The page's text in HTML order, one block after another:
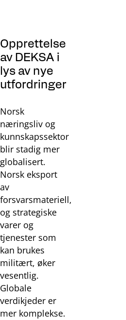
Opprettelse
av DEKSA i
lys av nye
utfordringer
Norsk
næringsliv og
kunnskapssektor
blir stadig mer
globalisert.
Norsk eksport
av
forsvarsmateriell,
og strategiske
varer og
tjenester som
kan brukes
militært, øker
vesentlig.
Globale
verdikjeder er
mer komplekse.